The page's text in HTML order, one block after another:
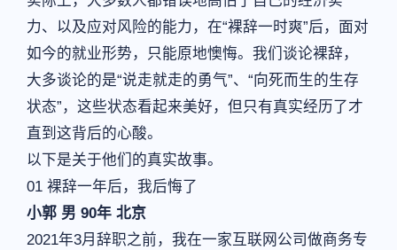
力、以及应对风险的能力，在“裸辞一时爽”后，面对
如今的就业形势，只能原地懊悔。我们谈论裸辞，
大多谈论的是“说走就走的勇气”、“向死而生的生存
状态”，这些状态看起来美好，但只有真实经历了才
直到这背后的心酸。
以下是关于他们的真实故事。
01 裸辞一年后，我后悔了
小郭 男 90年 北京
2021年3月辞职之前，我在一家互联网公司做商务专